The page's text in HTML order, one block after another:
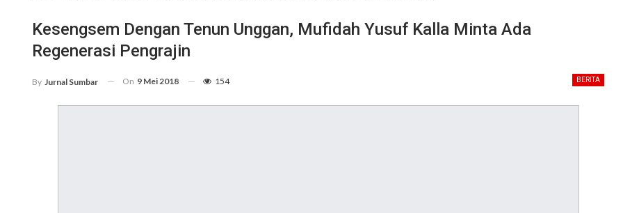
Kesengsem Dengan Tenun Unggan, Mufidah Yusuf Kalla Minta Ada
Regenerasi Pengrajin
BERITA
By Jurnal Sumbar On 9 Mei 2018 154